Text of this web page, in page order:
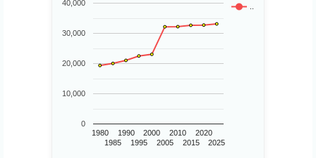
..
1980
1985
1990
1995
2000
2005
2010
2015
2020
2025
0
10,000
20,000
30,000
40,000